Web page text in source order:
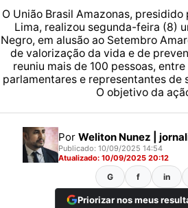
O União Brasil Amazonas,
Lima, realizou segunda-feira (8)
Negro, em alusão ao Setembro
de valorização da vida e de
reuniu mais de 100 pessoas,
parlamentares e representantes de
O objetivo da
Por Weliton Nunez |
Publicado: 10/09/2025 14:54
Atualizado: 10/09/2025 20:12
G f in
Priorizar nos meus